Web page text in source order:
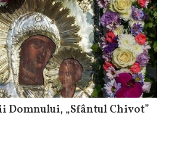
Domnului, „Sfântul Chivot”